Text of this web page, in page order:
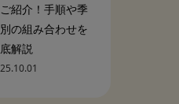
紹介！手順や季
の組み合わせを
解説